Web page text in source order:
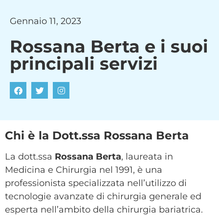
Gennaio 11, 2023
Rossana Berta e i suoi
principali servizi
Chi è la Dott.ssa Rossana Berta
La dott.ssa Rossana Berta, laureata in
Medicina e Chirurgia nel 1991, è una
professionista specializzata nell’utilizzo di
tecnologie avanzate di chirurgia generale ed
esperta nell’ambito della chirurgia bariatrica.